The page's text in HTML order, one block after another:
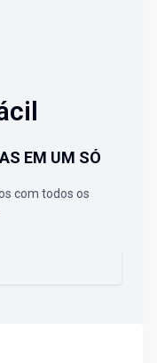
EM UM SÓ
com todos os